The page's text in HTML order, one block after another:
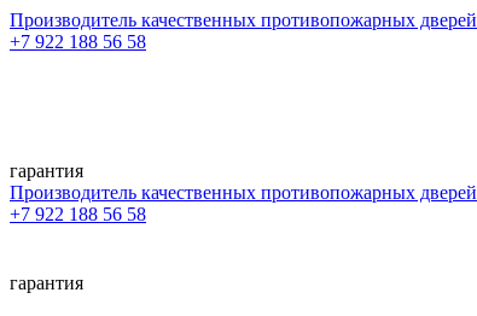
Производитель качественных противопожарных дверей
+7 922 188 56 58
гарантия
Производитель качественных противопожарных дверей
+7 922 188 56 58
гарантия